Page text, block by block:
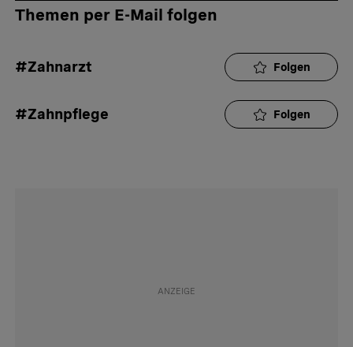
Themen per E-Mail folgen
#Zahnarzt Folgen
#Zahnpflege Folgen